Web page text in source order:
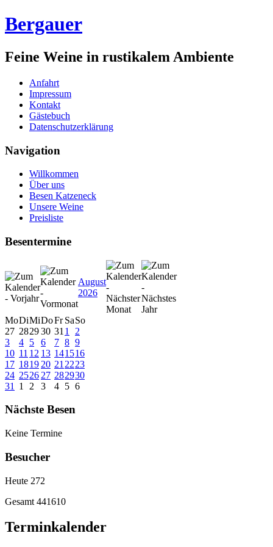
Bergauer
Feine Weine in rustikalem Ambiente
Anfahrt
Impressum
Kontakt
Gästebuch
Datenschutzerklärung
Navigation
Willkommen
Über uns
Besen Katzeneck
Unsere Weine
Preisliste
Besentermine
August
2026
MoDiMiDoFr SaSo
27 282930 31 1
2
3
4 5 6 7 8 9
10 11 12 13 141516
17 1819 20 21 2223
24 2526 27 282930
31
1 2 3 4 5 6
Nächste Besen
Keine Termine
Besucher
Heute 272
Gesamt 441610
Terminkalender